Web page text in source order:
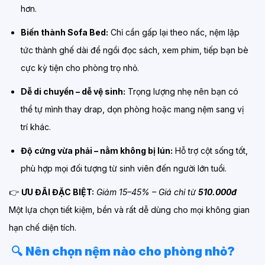
hơn.
Biến thành Sofa Bed: Chỉ cần gấp lại theo nấc, nệm lập
tức thành ghế dài để ngồi đọc sách, xem phim, tiếp bạn bè
cực kỳ tiện cho phòng trọ nhỏ.
Dễ di chuyển – dễ vệ sinh: Trọng lượng nhẹ nên bạn có
thể tự mình thay drap, dọn phòng hoặc mang nệm sang vị
trí khác.
Độ cứng vừa phải – nằm không bị lún: Hỗ trợ cột sống tốt,
phù hợp mọi đối tượng từ sinh viên đến người lớn tuổi.
👉 ƯU ĐÃI ĐẶC BIỆT: Giảm 15–45% – Giá chỉ từ510.000đ
Một lựa chọn tiết kiệm, bền và rất dễ dùng cho mọi không gian
hạn chế diện tích.
🔍 Nên chọn nệm nào cho phòng nhỏ?